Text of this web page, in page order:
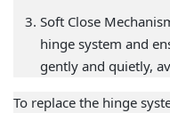
Soft Close
hinge system and
gently and quietly,
To replace the hinge